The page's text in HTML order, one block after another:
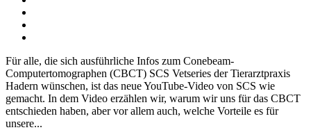
Für alle, die sich ausführliche Infos zum Conebeam-
Computertomographen (CBCT) SCS Vetseries der Tierarztpraxis
Hadern wünschen, ist das neue YouTube-Video von SCS wie
gemacht. In dem Video erzählen wir, warum wir uns für das CBCT
entschieden haben, aber vor allem auch, welche Vorteile es für
unsere...